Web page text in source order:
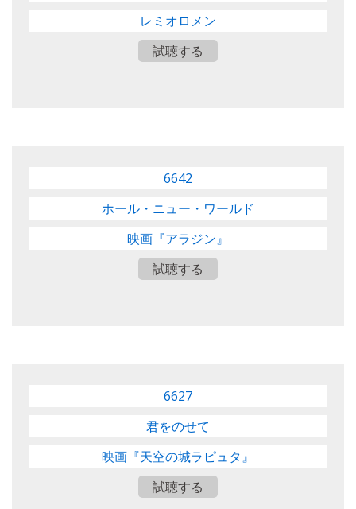
レミオロメン
試聴する
6642
ホール・ニュー・ワールド
映画『アラジン』
試聴する
6627
君をのせて
映画『天空の城ラピュタ』
試聴する